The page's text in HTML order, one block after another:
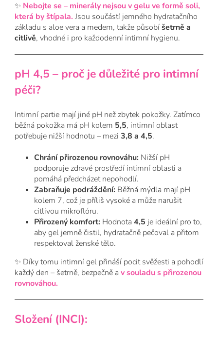
✨ Nebojte se – minerály nejsou v gelu ve formě soli,
která by štípala. Jsou součástí jemného hydratačního
základu s aloe vera a medem, takže působíšetrně a
citlivě, vhodné i pro každodenní intimní hygienu.
pH 4,5 – proč je důležité pro intimní
péči?
Intimní partie mají jiné pH než zbytek pokožky. Zatímco
běžná pokožka má pH kolem 5,5, intimní oblast
potřebuje nižší hodnotu – mezi 3,8 a 4,5.
Chrání přirozenou rovnováhu: Nižší pH
podporuje zdravé prostředí intimní oblasti a
pomáhá předcházet nepohodlí.
Zabraňuje podráždění: Běžná mýdla mají pH
kolem 7, což je příliš vysoké a může narušit
citlivou mikroflóru.
Přirozený komfort: Hodnota 4,5 je ideální pro to,
aby gel jemně čistil, hydratačně pečoval a přitom
respektoval ženské tělo.
✨ Díky tomu intimní gel přináší pocit svěžesti a pohodlí
každý den – šetrně, bezpečně a v souladu s přirozenou
rovnováhou.
Složení (INCI):